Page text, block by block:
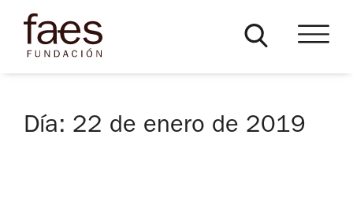
Día: 22 de enero de 2019